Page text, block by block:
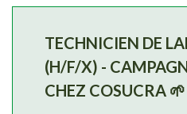
TECHNICIEN DE
(H/F/X) -
CHEZ COSUCRA 🌱